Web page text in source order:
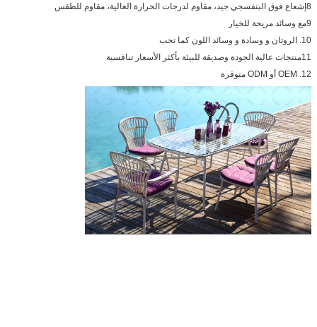
8إشعاع فوق البنفسجي جيد، مقاوم لدرجات الحرارة العالية، مقاوم للطقس
9مع وسائد مريحة للخيار
10. الروتان و وسادة و وسائد اللون كما تحب
11منتجات عالية الجودة وصديقة للبيئة بأكثر الأسعار تنافسية
12. OEM أو ODM متوفرة